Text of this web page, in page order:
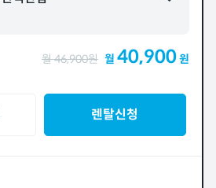
월46,900원 월 40,900원
렌탈신청